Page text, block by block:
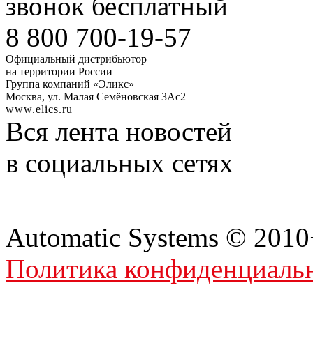
8 800 700-19-57
Официальный дистрибьютор
на территории России
Группа компаний «Эликс»
Москва, ул. Малая Семёновская 3Ас2
www.elics.ru
Вся лента новостей
в социальных сетях
Automatic Systems ©
Политика